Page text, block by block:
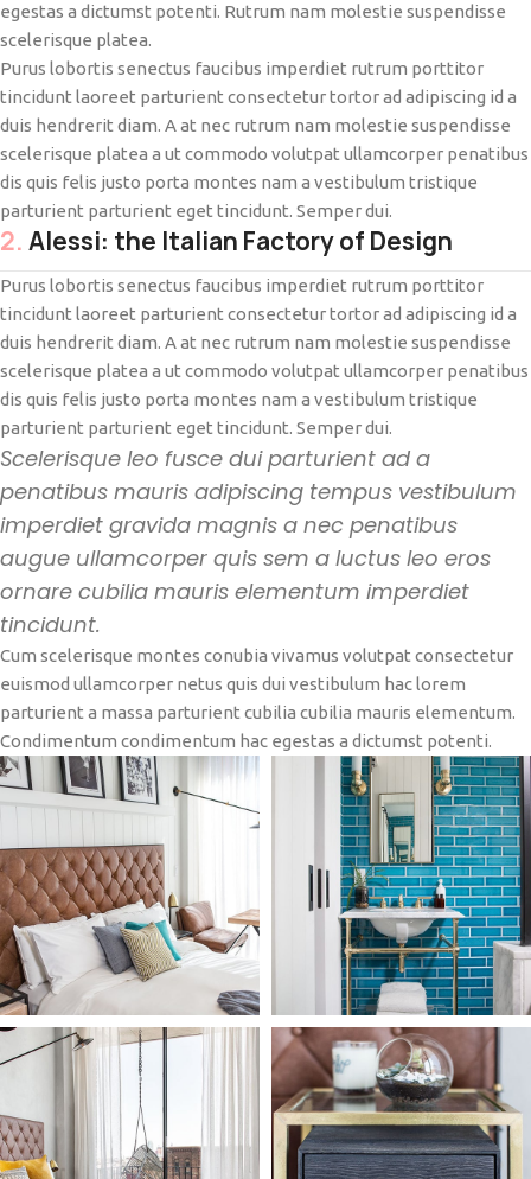
egestas a dictumst potenti. Rutrum nam molestie suspendisse
scelerisque platea.
Purus lobortis senectus faucibus imperdiet rutrum porttitor
tincidunt laoreet parturient consectetur tortor ad adipiscing id a
duis hendrerit diam. A at nec rutrum nam molestie suspendisse
scelerisque platea a ut commodo volutpat ullamcorper penatibus
dis quis felis justo porta montes nam a vestibulum tristique
parturient parturient eget tincidunt. Semper dui.
2. Alessi: the Italian Factory of Design
Purus lobortis senectus faucibus imperdiet rutrum porttitor
tincidunt laoreet parturient consectetur tortor ad adipiscing id a
duis hendrerit diam. A at nec rutrum nam molestie suspendisse
scelerisque platea a ut commodo volutpat ullamcorper penatibus
dis quis felis justo porta montes nam a vestibulum tristique
parturient parturient eget tincidunt. Semper dui.
Scelerisque leo fusce dui parturient ad a
penatibus mauris adipiscing tempus vestibulum
imperdiet gravida magnis a nec penatibus
augue ullamcorper quis sem a luctus leo eros
ornare cubilia mauris elementum imperdiet
tincidunt.
Cum scelerisque montes conubia vivamus volutpat consectetur
euismod ullamcorper netus quis dui vestibulum hac lorem
parturient a massa parturient cubilia cubilia mauris elementum.
Condimentum condimentum hac egestas a dictumst potenti.